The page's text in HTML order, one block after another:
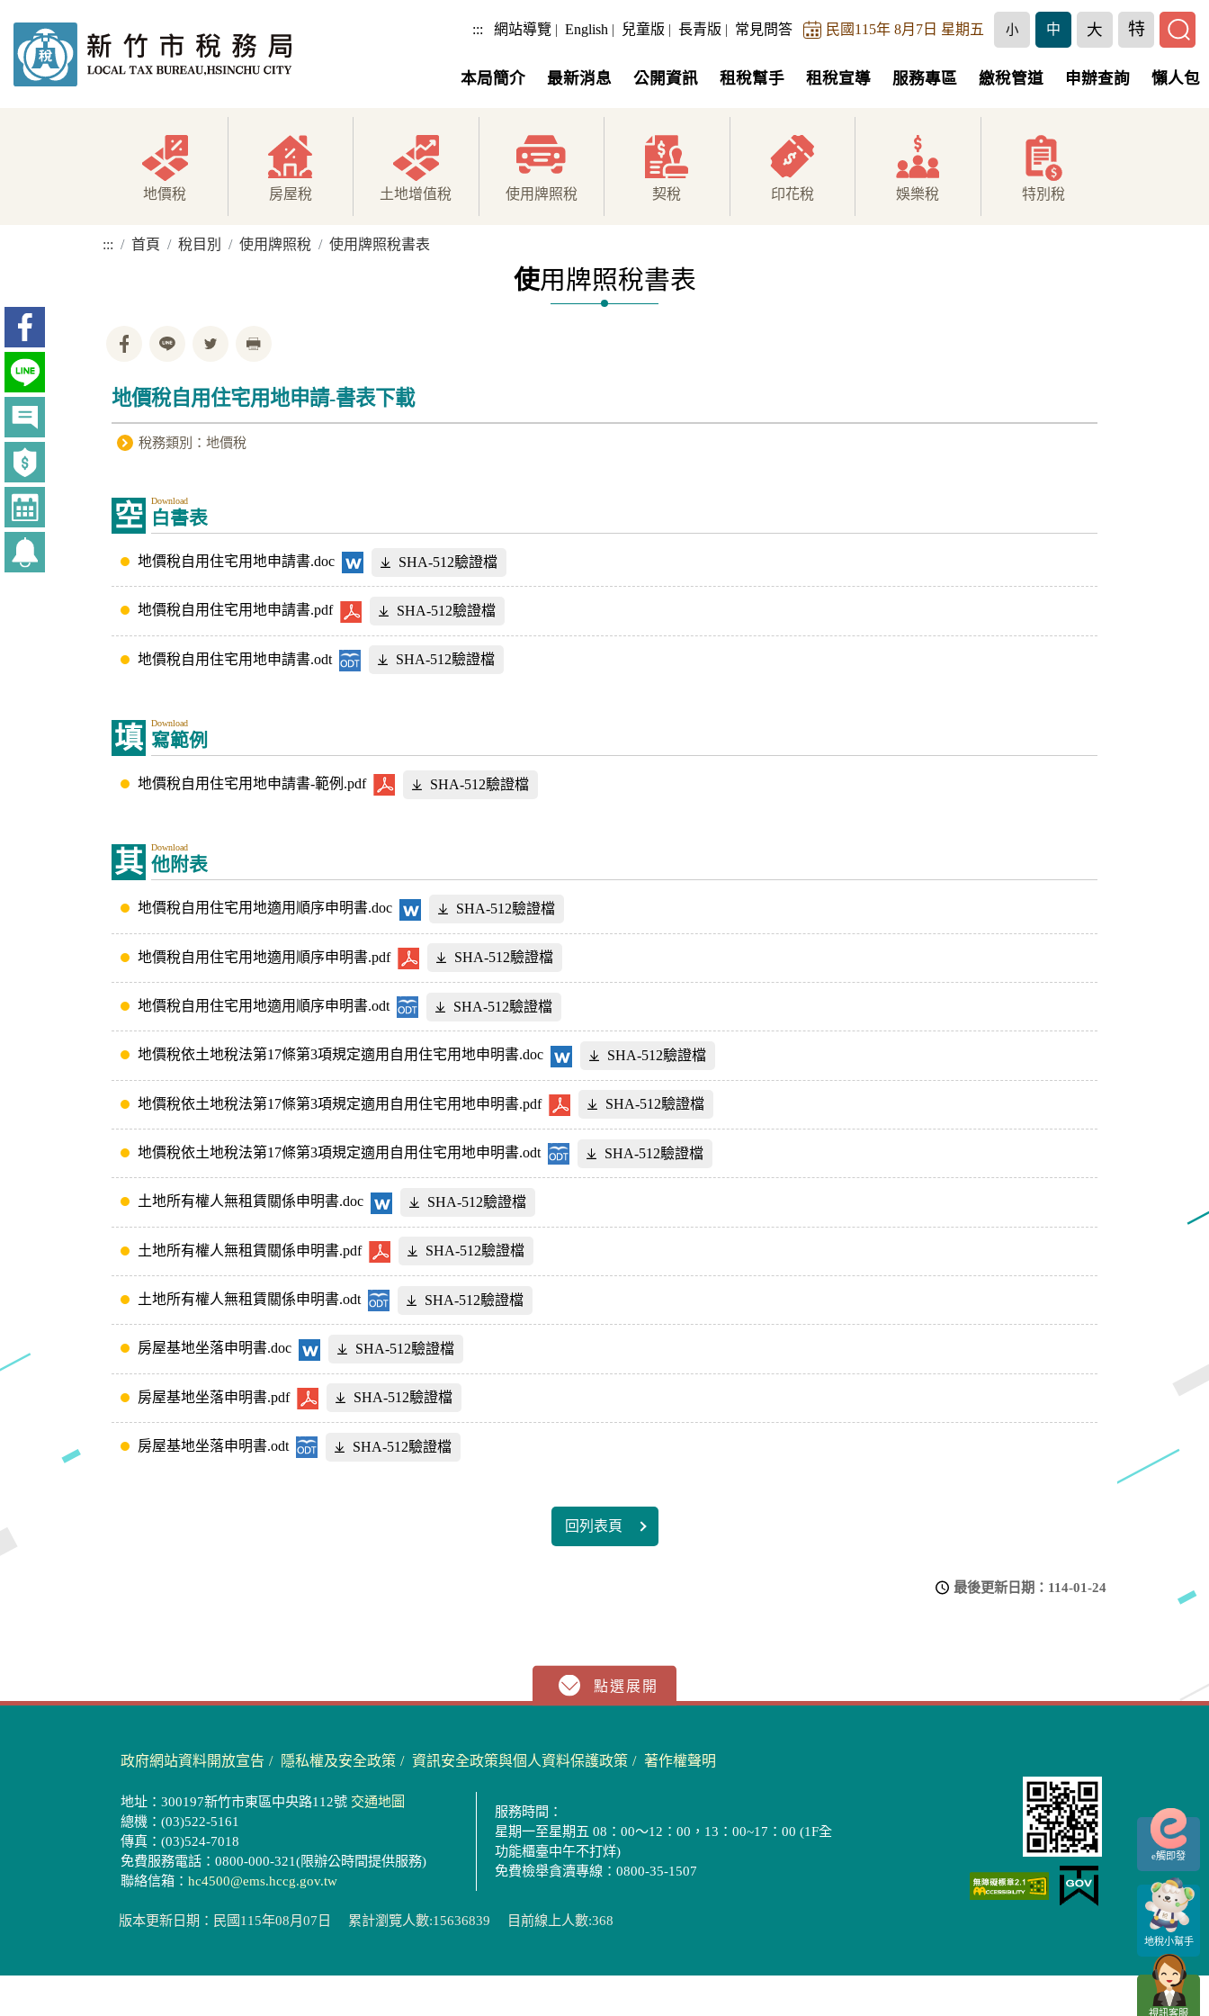
::: 網站導覽 | English | 兒童版 | 長青版 | 常見問答 民國115年 8月7日 星期五 小 中 大 特
本局簡介 最新消息 公開資訊 租稅幫手 租稅宣導 服務專區 繳稅管道 申辦查詢 懶人包
地價稅 房屋稅 土地增值稅 使用牌照稅 契稅 印花稅 娛樂稅 特別稅
::: 首頁 稅目別 使用牌照稅 使用牌照稅書表
使用牌照稅書表
地價稅自用住宅用地申請-書表下載
稅務類別：地價稅
空 Download
白書表
地價稅自用住宅用地申請書.doc SHA-512驗證檔
地價稅自用住宅用地申請書.pdf SHA-512驗證檔
地價稅自用住宅用地申請書.odt SHA-512驗證檔
填 Download
寫範例
地價稅自用住宅用地申請書-範例.pdf SHA-512驗證檔
其 Download
他附表
地價稅自用住宅用地適用順序申明書.doc SHA-512驗證檔
地價稅自用住宅用地適用順序申明書.pdf SHA-512驗證檔
地價稅自用住宅用地適用順序申明書.odt SHA-512驗證檔
地價稅依土地稅法第17條第3項規定適用自用住宅用地申明書.doc SHA-512驗證檔
地價稅依土地稅法第17條第3項規定適用自用住宅用地申明書.pdf SHA-512驗證檔
地價稅依土地稅法第17條第3項規定適用自用住宅用地申明書.odt SHA-512驗證檔
土地所有權人無租賃關係申明書.doc SHA-512驗證檔
土地所有權人無租賃關係申明書.pdf SHA-512驗證檔
土地所有權人無租賃關係申明書.odt SHA-512驗證檔
房屋基地坐落申明書.doc SHA-512驗證檔
房屋基地坐落申明書.pdf SHA-512驗證檔
房屋基地坐落申明書.odt SHA-512驗證檔
回列表頁
最後更新日期： 114-01-24
政府網站資料開放宣告 隱私權及安全政策 資訊安全政策與個人資料保護政策 著作權聲明
地址：300197新竹市東區中央路112號 交通地圖
總機：(03)522-5161
傳真：(03)524-7018
免費服務電話：0800-000-321(限辦公時間提供服務)
聯絡信箱： hc4500@ems.hccg.gov.tw
服務時間：
星期一至星期五 08：00～12：00，13：00~17：00 (1F全
功能櫃臺中午不打烊)
免費檢舉貪瀆專線：0800-35-1507
版本更新日期：民國115年08月07日 累計瀏覽人數:15636839 目前線上人數:368
e觸即發
地稅小幫手
視訊客服